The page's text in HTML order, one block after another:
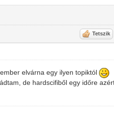
Tetszik
elvárna egy ilyen topiktól
de hardscifiből egy időre